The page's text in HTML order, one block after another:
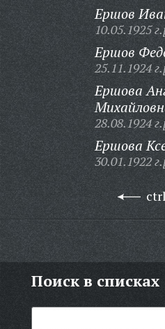
Ершов
10.05.1925
Ершов
25.11.1924
Ершова
28.08.1924
Ершова
30.01.1922
ctrl
Поиск в списках